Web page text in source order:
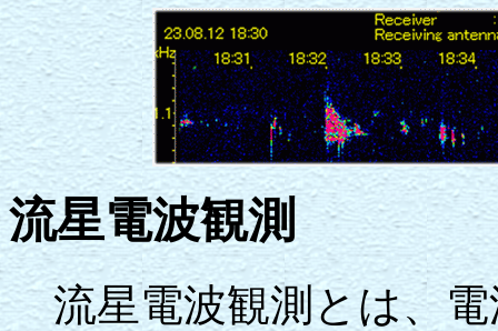
流星電波観測
流星電波観測とは、